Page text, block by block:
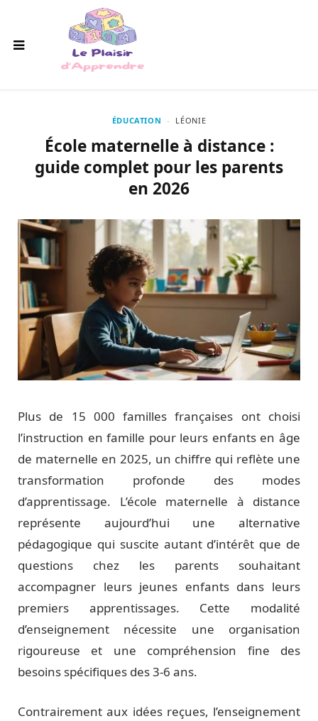
ÉDUCATION LÉONIE
École maternelle à distance :
guide complet pour les parents
en 2026
Plus de 15 000 familles françaises ont choisi
l’instruction en famille pour leurs enfants en âge
de maternelle en 2025, un chiffre qui reflète une
transformation profonde des modes
d’apprentissage. L’école maternelle à distance
représente aujourd’hui une alternative
pédagogique qui suscite autant d’intérêt que de
questions chez les parents souhaitant
accompagner leurs jeunes enfants dans leurs
premiers apprentissages. Cette modalité
d’enseignement nécessite une organisation
rigoureuse et une compréhension fine des
besoins spécifiques des 3-6 ans.
Contrairement aux idées reçues, l’enseignement